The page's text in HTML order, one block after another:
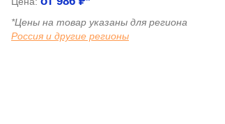
*Цены на товар указаны для региона
Россия и другие регионы